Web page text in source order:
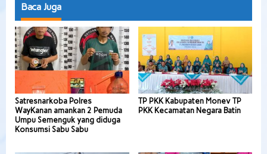
Baca Juga
Satresnarkoba Polres
WayKanan amankan 2 Pemuda
Umpu Semenguk yang diduga
Konsumsi Sabu Sabu
TP PKK Kabupaten Monev TP
PKK Kecamatan Negara Batin